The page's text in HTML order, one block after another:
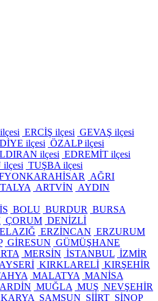
ERCİŞ ilçesi GEVAŞ ilçesi
ilçesi ÖZALP ilçesi
ilçesi EDREMİT ilçesi
TUŞBA ilçesi
AĞRI
ARTVİN AYDIN
BOLU BURDUR BURSA
ÇORUM DENİZLİ
ELAZIĞ ERZİNCAN ERZURUM
GİRESUN GÜMÜŞHANE
MERSİN İSTANBUL İZMİR
KIRKLARELİ KIRŞEHİR
MALATYA MANİSA
MUĞLA MUŞ NEVŞEHİR
SAMSUN SİİRT SİNOP